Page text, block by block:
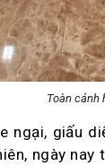
cảnh hội
ngại, giấu
ngày